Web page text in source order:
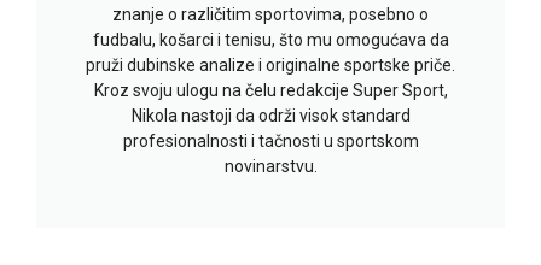
znanje o različitim sportovima, posebno o
fudbalu, košarci i tenisu, što mu omogućava da
pruži dubinske analize i originalne sportske priče.
Kroz svoju ulogu na čelu redakcije Super Sport,
Nikola nastoji da održi visok standard
profesionalnosti i tačnosti u sportskom
novinarstvu.